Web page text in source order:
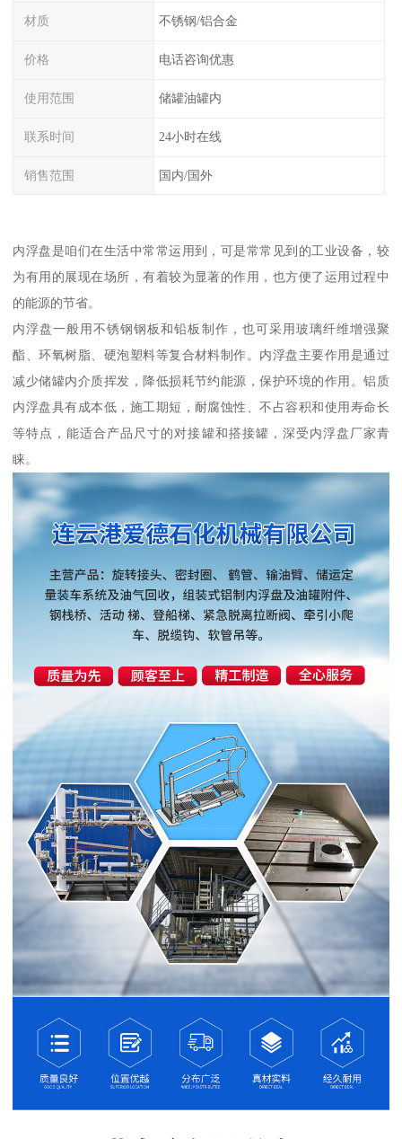
材质 不锈钢/铝合金
价格 电话咨询优惠
使用范围 储罐油罐内
联系时间 24小时在线
销售范围 国内/国外
内浮盘是咱们在生活中常常运用到，可是常常见到的工业设备，较
为有用的展现在场所，有着较为显著的作用，也方便了运用过程中
的能源的节省。
内浮盘一般用不锈钢钢板和铅板制作，也可采用玻璃纤维增强聚
酯、环氧树脂、硬泡塑料等复合材料制作。内浮盘主要作用是通过
减少储罐内介质挥发，降低损耗节约能源，保护环境的作用。铝质
内浮盘具有成本低，施工期短，耐腐蚀性、不占容积和使用寿命长
等特点，能适合产品尺寸的对接罐和搭接罐，深受内浮盘厂家青
睐。